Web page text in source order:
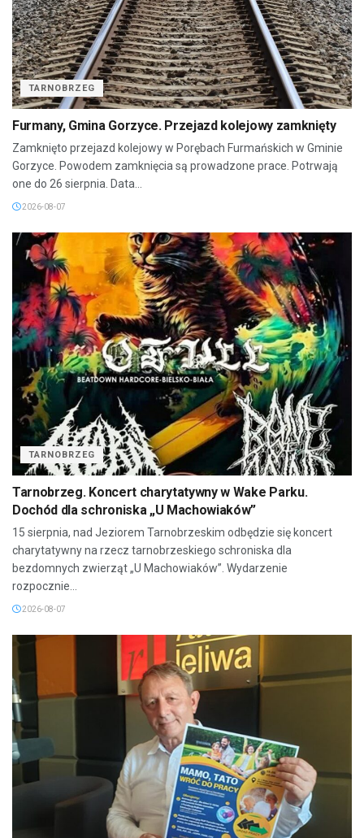
TARNOBRZEG
Furmany, Gmina Gorzyce. Przejazd kolejowy zamknięty
Zamknięto przejazd kolejowy w Porębach Furmańskich w Gminie
Gorzyce. Powodem zamknięcia są prowadzone prace. Potrwają
one do 26 sierpnia. Data...
2026-08-07
TARNOBRZEG
Tarnobrzeg. Koncert charytatywny w Wake Parku.
Dochód dla schroniska „U Machowiaków”
15 sierpnia, nad Jeziorem Tarnobrzeskim odbędzie się koncert
charytatywny na rzecz tarnobrzeskiego schroniska dla
bezdomnych zwierząt „U Machowiaków”. Wydarzenie
rozpocznie...
2026-08-07